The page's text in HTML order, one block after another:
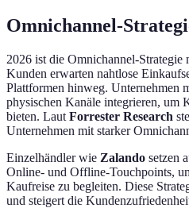
Omnichannel-
2026 ist die Omnichannel-Strategie
Kunden erwarten nahtlose
Plattformen hinweg. Unternehmen
physischen Kanäle integrieren, um
bieten. Laut Forrester Research
Unternehmen mit starker
Einzelhändler wie Zalando setzen
Online- und Offline-Touchpoints,
Kaufreise zu begleiten. Diese
und steigert die